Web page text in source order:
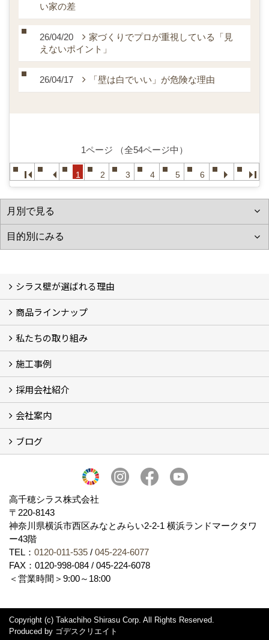
い家の差
26/04/20
家づくりでプロが重視している「見
えないポイント」
26/04/17 「壁は白でいい」が危険な理由
1ページ （全54ページ中）
1 2 3 4 5 6
シラス壁が選ばれる理由
シラスストーリー
こだわり
シラス壁の驚くべき性能
商品ラインナップ
一覧
内装仕上げ材
外装仕上げ材
舗装材
水性無機高分子系ハイブリッド型塗料
エコリフォーム
消臭壁紙
Q&A
資料PDF
私たちの取り組み
SDGs、GHGへの取り組み (2)
マグマシラス米
特別対談 (2)
高千穂シラス解説ムービー
研究プロジェクト (4)
プロジェクト (3)
施工事例
施工事例
お客様からのお便り
採用会社紹介
採用会社紹介
「鏝人の会」左官店のご紹介
会社案内
会社概要・沿革
代表の実績
製造紹介
ショールーム
アクセス
採用情報
バナーダウンロード
プライバシーポリシー
Takachiho Shirasu Global Site
LINE公式アカウント
ブログ
高千穂シラス株式会社
〒220-8143
神奈川県横浜市西区みなとみらい2‐2‐1 横浜ランドマークタワ
ー43階
TEL： 0120-011-535 / 045-224-6077
FAX：0120-998-084 / 045-224-6078
＜営業時間＞9:00～18:00
Copyright (c) Takachiho Shirasu Corp. All Rights Reserved.
Produced by ゴデスクリエイト